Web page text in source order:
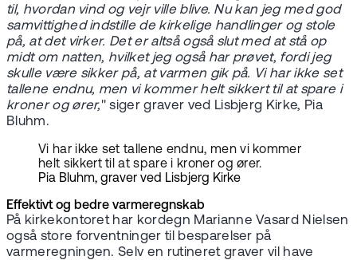
til, hvordan vind og vejr ville blive. Nu kan jeg med god
samvittighed indstille de kirkelige handlinger og stole
på, at det virker. Det er altså også slut med at stå op
midt om natten, hvilket jeg også har prøvet, fordi jeg
skulle være sikker på, at varmen gik på. Vi har ikke set
tallene endnu, men vi kommer helt sikkert til at spare i
kroner og ører," siger graver ved Lisbjerg Kirke, Pia
Bluhm.
Vi har ikke set tallene endnu, men vi kommer
helt sikkert til at spare i kroner og ører.
Pia Bluhm, graver ved Lisbjerg Kirke
Effektivt og bedre varmeregnskab
På kirkekontoret har kordegn Marianne Vasard Nielsen
også store forventninger til besparelser på
varmeregningen. Selv en rutineret graver vil have